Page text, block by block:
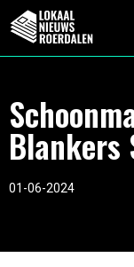
Blankers
01-06-2024